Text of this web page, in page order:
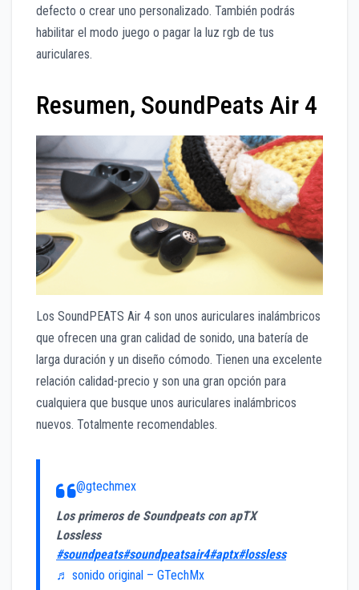
defecto o crear uno personalizado. También podrás
habilitar el modo juego o pagar la luz rgb de tus
auriculares.
Resumen, SoundPeats Air 4
Los SoundPEATS Air 4 son unos auriculares inalámbricos
que ofrecen una gran calidad de sonido, una batería de
larga duración y un diseño cómodo. Tienen una excelente
relación calidad-precio y son una gran opción para
cualquiera que busque unos auriculares inalámbricos
nuevos. Totalmente recomendables.
@gtechmex
Los primeros de Soundpeats con apTX
Lossless
#soundpeats#soundpeatsair4#aptx#lossless
♬ sonido original – GTechMx